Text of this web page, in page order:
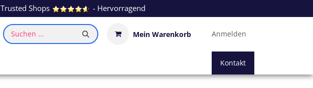
Trusted Shops - Hervorragend
Suchen ... Mein Warenkorb Anmelden
Kontakt